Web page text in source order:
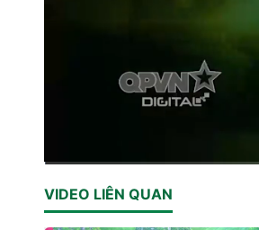
VIDEO LIÊN QUAN